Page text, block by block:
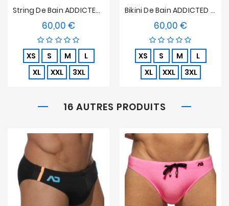
String De Bain ADDICTED 70'S Stripes - Orange
60,00 €
XS S M
L
XL
XXL 3XL
Bikini De Bain ADDICTED 70'S Stripes - Orange
60,00 €
XS S M
L
XL
XXL 3XL
16 AUTRES PRODUITS